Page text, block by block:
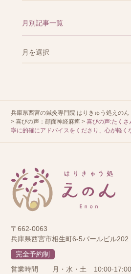
月別記事一覧
兵庫県西宮の鍼灸専門院 はりきゅう処えのん
>喜びの声：顔面神経麻痺 >喜びの声:たく
寧に的確にアドバイスをくださり、心が軽く
〒662-0063
兵庫県西宮市相生町6-5パールビル202
完全予約制
営業時間
月・水・土
10:00-17:00